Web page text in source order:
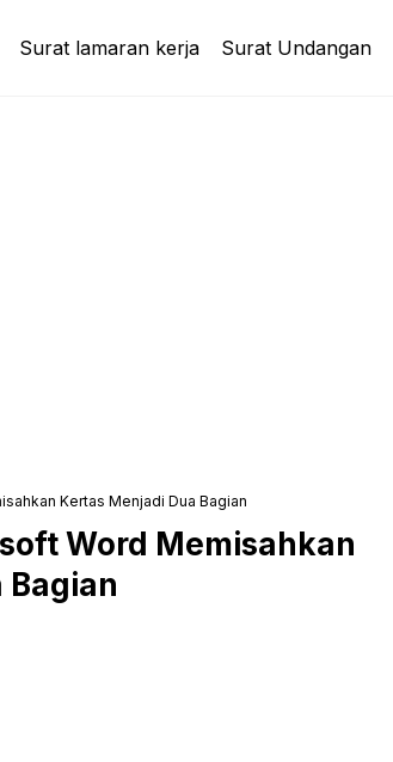
Surat lamaran kerja Surat Undangan
Kertas Menjadi Dua Bagian
Word Memisahkan
Bagian